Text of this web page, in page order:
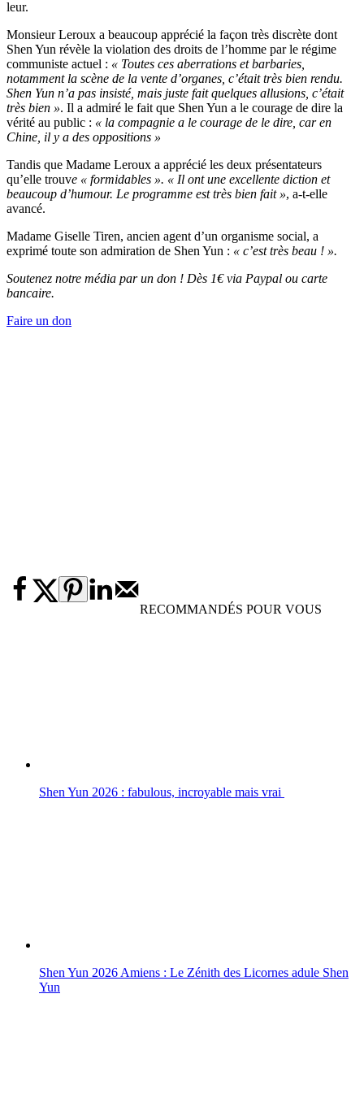
leur.
Monsieur Leroux a beaucoup apprécié la façon très discrète dont
Shen Yun révèle la violation des droits de l’homme par le régime
communiste actuel : « Toutes ces aberrations et barbaries,
notamment la scène de la vente d’organes, c’était très bien rendu.
Shen Yun n’a pas insisté, mais juste fait quelques allusions, c’était
très bien ». Il a admiré le fait que Shen Yun a le courage de dire la
vérité au public : « la compagnie a le courage de le dire, car en
Chine, il y a des oppositions »
Tandis que Madame Leroux a apprécié les deux présentateurs
qu’elle trouve « formidables ». « Il ont une excellente diction et
beaucoup d’humour. Le programme est très bien fait », a-t-elle
avancé.
Madame Giselle Tiren, ancien agent d’un organisme social, a
exprimé toute son admiration de Shen Yun : « c’est très beau ! ».
Soutenez notre média par un don ! Dès 1€ via Paypal ou carte
bancaire.
Faire un don
RECOMMANDÉS POUR VOUS
Shen Yun 2026 : fabulous, incroyable mais vrai
Shen Yun 2026 Amiens : Le Zénith des Licornes adule Shen
Yun